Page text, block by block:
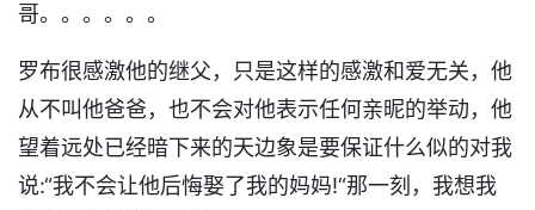
哥。。。。。。
罗布很感激他的继父，只是这样的感激和爱无关，他
从不叫他爸爸，也不会对他表示任何亲昵的举动，他
望着远处已经暗下来的天边象是要保证什么似的对我
说:“我不会让他后悔娶了我的妈妈!“那一刻，我想我